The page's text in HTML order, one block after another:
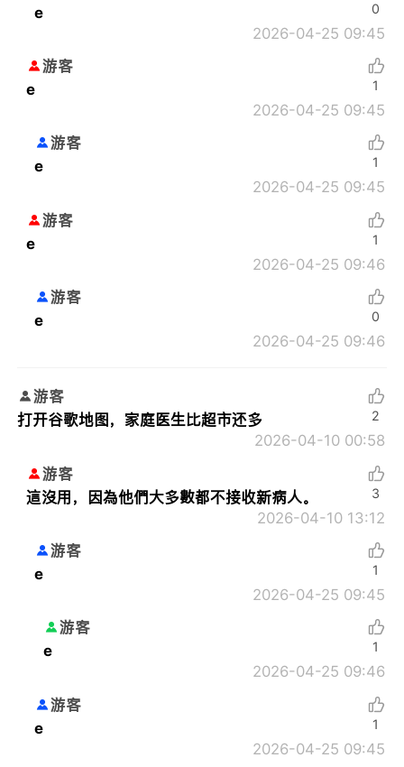
e
2026-04-25 09:45
0
游客
e
2026-04-25 09:45
1
游客
e
2026-04-25 09:45
1
游客
e
2026-04-25 09:46
1
游客
e
2026-04-25 09:46
0
游客
打开谷歌地图，家庭医生比超市还多
2026-04-10 00:58
2
游客
這沒用，因為他們大多數都不接收新病人。
2026-04-10 13:12
3
游客
e
2026-04-25 09:45
1
游客
e
2026-04-25 09:46
1
游客
e
2026-04-25 09:45
1